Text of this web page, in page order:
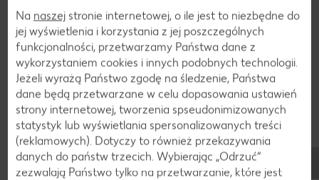
Na naszej stronie internetowej, o ile jest to niezbędne do
jej wyświetlenia i korzystania z jej poszczególnych
funkcjonalności, przetwarzamy Państwa dane z
wykorzystaniem cookies i innych podobnych technologii.
Jeżeli wyrażą Państwo zgodę na śledzenie, Państwa
dane będą przetwarzane w celu dopasowania ustawień
strony internetowej, tworzenia spseudonimizowanych
statystyk lub wyświetlania spersonalizowanych treści
(reklamowych). Dotyczy to również przekazywania
danych do państw trzecich. Wybierając „Odrzuć“
zezwalają Państwo tylko na przetwarzanie, które jest